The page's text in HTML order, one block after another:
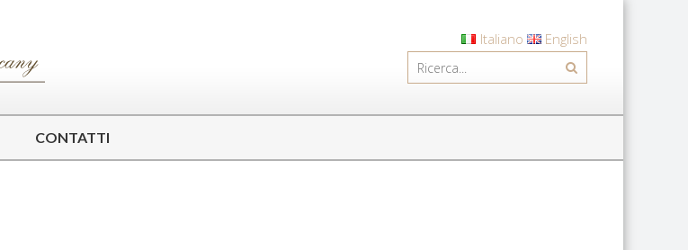
Italiano English
CONTATTI